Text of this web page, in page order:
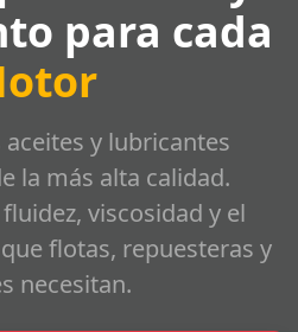
para cada
y lubricantes
la más alta calidad.
viscosidad y el
flotas, repuesteras y
necesitan.